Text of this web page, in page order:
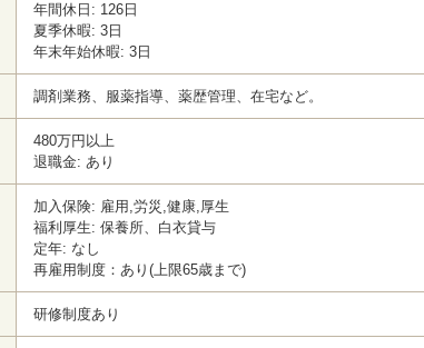
年間休日: 126日
夏季休暇: 3日
年末年始休暇: 3日
調剤業務、服薬指導、薬歴管理、在宅など。
480万円以上
退職金: あり
加入保険: 雇用,労災,健康,厚生
福利厚生: 保養所、白衣貸与
定年: なし
再雇用制度：あり(上限65歳まで)
研修制度あり